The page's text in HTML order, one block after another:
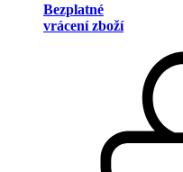
Bezplatné
vrácení zboží